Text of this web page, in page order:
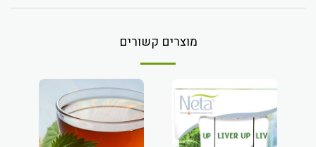
מוצרים קשורים